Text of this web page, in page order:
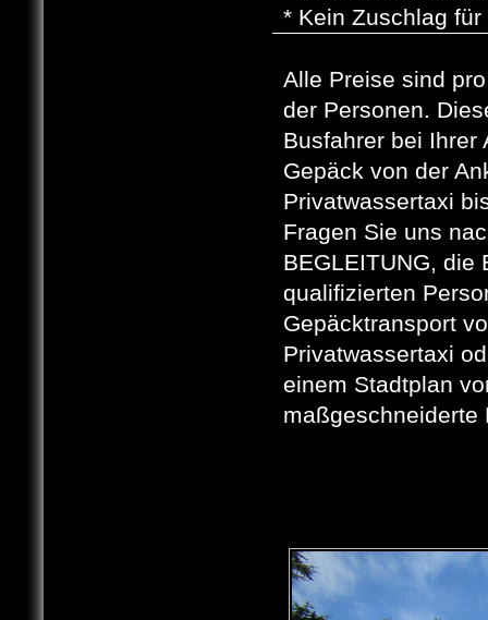
* Kein Zuschlag für
Alle Preise sind
der Personen.
Busfahrer bei Ihrer
Gepäck von der
Privatwassertaxi
Fragen Sie uns
BEGLEITUNG, die
qualifizierten
Gepäcktransport
Privatwassertaxi
einem Stadtplan